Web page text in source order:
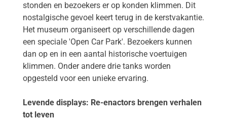
stonden en bezoekers er op konden klimmen. Dit
nostalgische gevoel keert terug in de kerstvakantie.
Het museum organiseert op verschillende dagen
een speciale 'Open Car Park'. Bezoekers kunnen
dan op en in een aantal historische voertuigen
klimmen. Onder andere drie tanks worden
opgesteld voor een unieke ervaring.
Levende displays: Re-enactors brengen verhalen
tot leven